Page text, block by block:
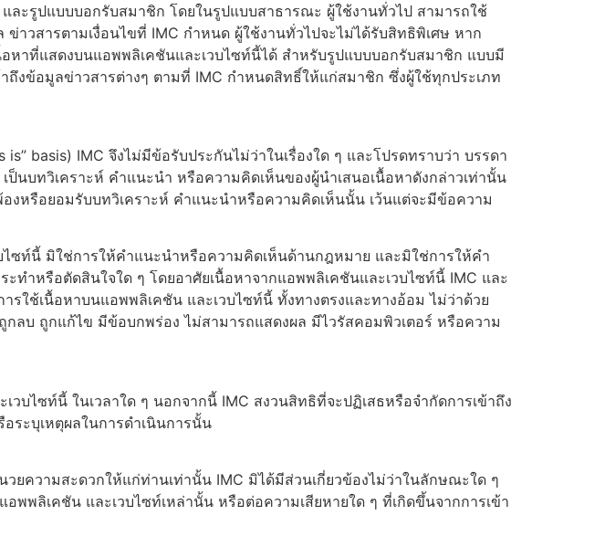
ะรูปแบบบอกรับสมาชิก โดยในรูปแบบสาธารณะ ผู้ใช้งานทั่วไป สามารถใช้
าวสารตามเงื่อนไขที่ IMC กำหนด ผู้ใช้งานทั่วไปจะไม่ได้รับสิทธิพิเศษ หาก
หาที่แสดงบนแอพพลิเคชันและเวบไซท์นี้ได้ สำหรับรูปแบบบอกรับสมาชิก แบบมี
งข้อมูลข่าวสารต่างๆ ตามที่ IMC กำหนดสิทธิ์ให้แก่สมาชิก ซึ่งผู้ใช้ทุกประเภท
basis) IMC จึงไม่มีข้อรับประกันไม่ว่าในเรื่องใด ๆ และโปรดทราบว่า บรรดา
นบทวิเคราะห์ คำแนะนำ หรือความคิดเห็นของผู้นำเสนอเนื้อหาดังกล่าวเท่านั้น
งหรือยอมรับบทวิเคราะห์ คำแนะนำหรือความคิดเห็นนั้น เว้นแต่จะมีข้อความ
ซท์นี้ มิใช่การให้คำแนะนำหรือความคิดเห็นด้านกฎหมาย และมิใช่การให้คำ
ะทำหรือตัดสินใจใด ๆ โดยอาศัยเนื้อหาจากแอพพลิเคชันและเวบไซท์นี้ IMC และ
ใช้เนื้อหาบนแอพพลิเคชัน และเวบไซท์นี้ ทั้งทางตรงและทางอ้อม ไม่ว่าด้วย
ลบ ถูกแก้ไข มีข้อบกพร่อง ไม่สามารถแสดงผล มีไวรัสคอมพิวเตอร์ หรือความ
บไซท์นี้ ในเวลาใด ๆ นอกจากนี้ IMC สงวนสิทธิที่จะปฏิเสธหรือจำกัดการเข้าถึง
ระบุเหตุผลในการดำเนินการนั้น
ยความสะดวกให้แก่ท่านเท่านั้น IMC มิได้มีส่วนเกี่ยวข้องไม่ว่าในลักษณะใด ๆ
พลิเคชัน และเวบไซท์เหล่านั้น หรือต่อความเสียหายใด ๆ ที่เกิดขึ้นจากการเข้า